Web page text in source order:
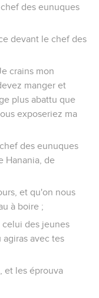
des eunuques
devant le chef des
crains mon
manger et
plus abattu que
exposeriez ma
des eunuques
Hanania, de
et qu'on nous
à boire ;
celui des jeunes
avec tes
et les éprouva